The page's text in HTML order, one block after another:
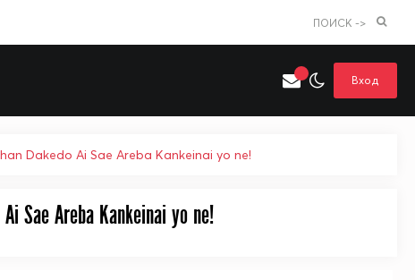
Искать только в категории
ПОИСК ->
Вход
Dakedo Ai Sae Areba Kankeinai yo ne!
Sae Areba Kankeinai yo ne!